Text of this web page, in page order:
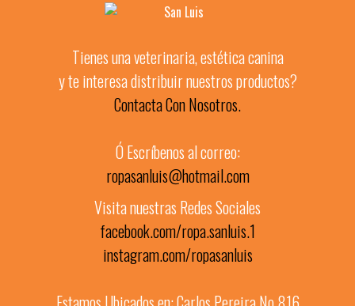
Tienes una veterinaria, estética canina
y te interesa distribuir nuestros productos?
Contacta Con Nosotros.
Ó Escríbenos al correo:
ropasanluis@hotmail.com
Visita nuestras Redes Sociales
facebook.com/ropa.sanluis.1
instagram.com/ropasanluis